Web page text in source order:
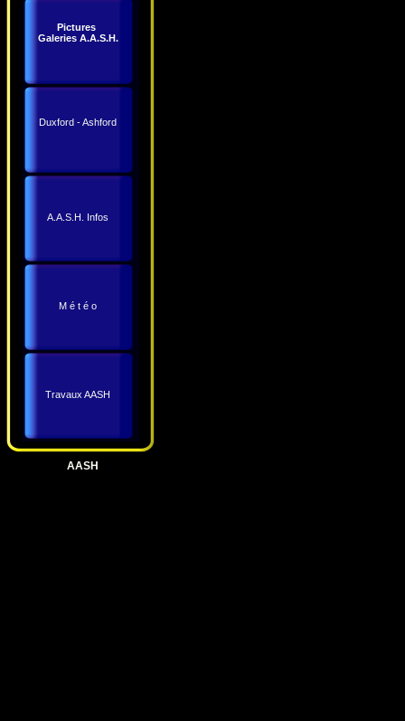
Pictures
Galeries A.A.S.H.
Duxford - Ashford
A.A.S.H. Infos
M é t é o
Travaux AASH
AASH